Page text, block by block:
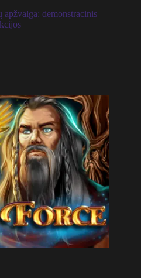
apžvalga: demonstracinis